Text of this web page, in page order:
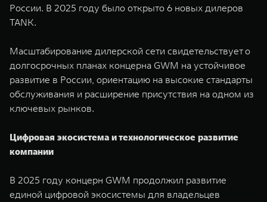
России. В 2025 году было открыто 6 новых дилеров
TANK.
Масштабирование дилерской сети свидетельствует о
долгосрочных планах концерна GWM на устойчивое
развитие в России, ориентацию на высокие стандарты
обслуживания и расширение присутствия на одном из
ключевых рынков.
Цифровая экосистема и технологическое развитие
компании
В 2025 году концерн GWM продолжил развитие
единой цифровой экосистемы для владельцев